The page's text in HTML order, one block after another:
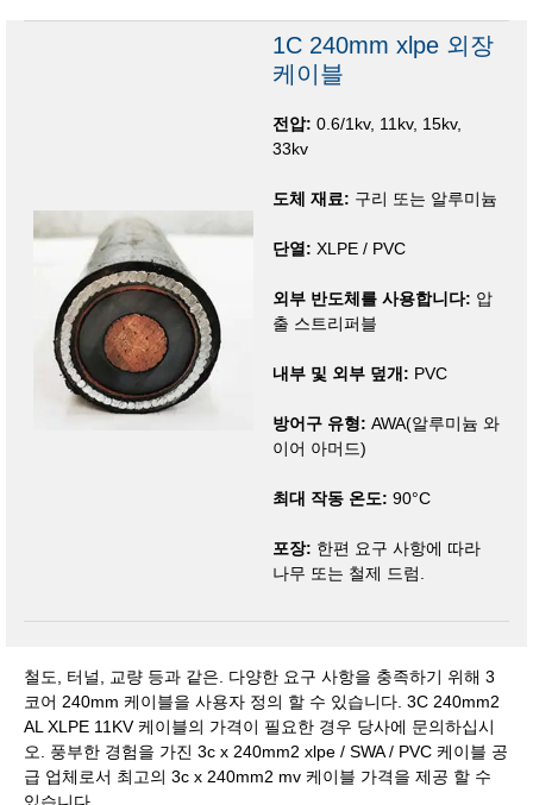
1C 240mm xlpe 외장
케이블
전압: 0.6/1kv, 11kv, 15kv,
33kv
도체 재료: 구리 또는 알루미늄
단열: XLPE / PVC
외부 반도체를 사용합니다: 압
출 스트리퍼블
내부 및 외부 덮개: PVC
방어구 유형: AWA(알루미늄 와
이어 아머드)
최대 작동 온도: 90°C
포장: 한편 요구 사항에 따라
나무 또는 철제 드럼.
철도, 터널, 교량 등과 같은. 다양한 요구 사항을 충족하기 위해 3
코어 240mm 케이블을 사용자 정의 할 수 있습니다. 3C 240mm2
AL XLPE 11KV 케이블의 가격이 필요한 경우 당사에 문의하십시
오. 풍부한 경험을 가진 3c x 240mm2 xlpe / SWA / PVC 케이블 공
급 업체로서 최고의 3c x 240mm2 mv 케이블 가격을 제공 할 수